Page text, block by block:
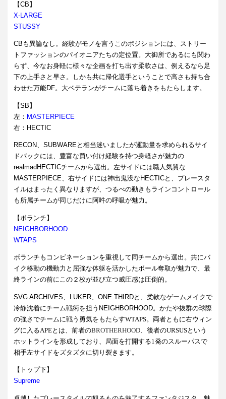
【CB】
X-LARGE
STUSSY
CBも異論なし。経験がモノを言うこのポジションには、ストリー
トファッションのパイオニアたちの定位置。大御所であるにも関わ
らず、今なお身軽に様々な企画を打ち出す柔軟さは、例えるなら足
下の上手さと早さ。しかも共に帰化選手ということで高さも持ち合
わせた万能DF。大ベテランがチームに落ち着きをもたらします。
【SB】
左： MASTERPIECE
右：HECTIC
RECON、SUBWAREと相当迷いましたが運動量を求められるサイ
ドバックには、豊富な買い付け経験を持つ身軽さが魅力の
realmadHECTICチームから選出。左サイドには職人気質な
MASTERPIECE、右サイドには神出鬼没なHECTICと、プレースタ
イルはまったく異なりますが、つるべの動きもラインコントロール
も所属チームが同じだけに阿吽の呼吸が魅力。
【ボランチ】
NEIGHBORHOOD
WTAPS
ボランチもコンビネーションを重視して同チームから選出。共にバ
イク移動の機動力と屈強な体躯を活かしたボール奪取が魅力で、最
終ラインの前にこの２枚が並び立つ威圧感は圧倒的。
SVG ARCHIVES、LUKER、ONE THIRDと、柔軟なゲームメイクで
冷静沈着にチーム戦術を担うNEIGHBORHOOD。かたや抜群の球際
の強さでチームに戦う勇気をもたらすWTAPS。両者ともに右ウィン
グに入るAPEとは、前者のBROTHERHOOD 、後者のURSUSという
ホットラインを形成しており、局面を打開する1発のスルーパスで
相手左サイドをズタズタに切り裂きます。
【トップ下】
Supreme